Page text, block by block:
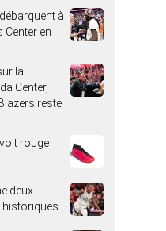
à
Center en
la
Center,
reste
rouge
deux
historiques